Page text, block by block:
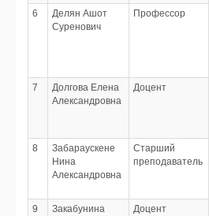
6
Делян Ашот
Суренович
Профессор
7
Долгова Елена
Александровна
Доцент
8
Забараускене
Нина
Александровна
Старший
преподаватель
9
Закабунина
Доцент